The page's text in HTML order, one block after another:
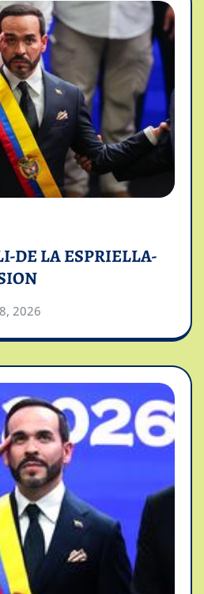
DE LA ESPRIELLA-
2026